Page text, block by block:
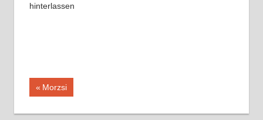
hinterlassen
Vorheriger
Morzsi